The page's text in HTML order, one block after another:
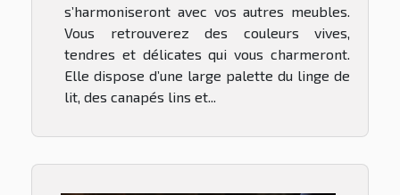
s’harmoniseront avec vos autres meubles.
Vous retrouverez des couleurs vives,
tendres et délicates qui vous charmeront.
Elle dispose d’une large palette du linge de
lit, des canapés lins et...